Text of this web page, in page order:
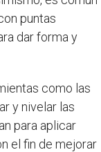
puntas
dar forma y
como las
y nivelar las
para aplicar
el fin de mejorar